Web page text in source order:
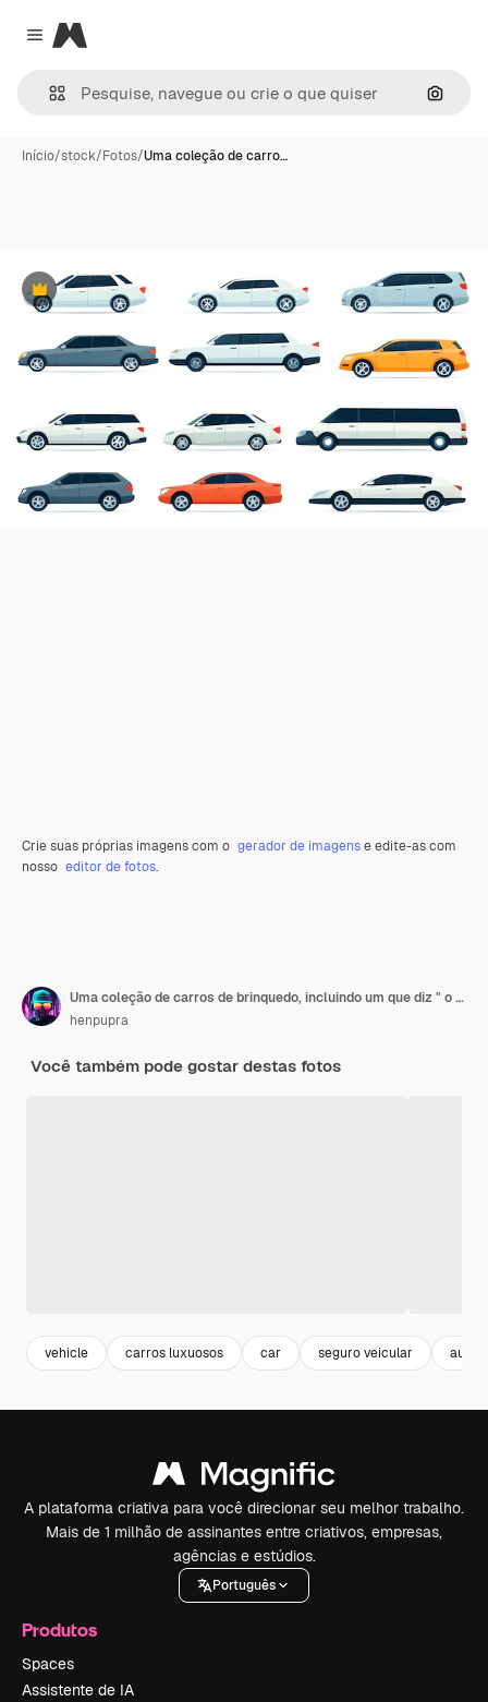
Close menu
Magnific
Início/stock/Fotos/Uma coleção de carro…
Premium
Crie suas próprias imagens com o gerador de imagense edite-as com
nosso editor de fotos.
Uma coleção de carros de brinquedo, incluindo um que diz " o número 4 "
henpupra
Você também pode gostar destas fotos
vehicle carros luxuosos car seguro veicular
A plataforma criativa para você direcionar seu melhor trabalho.
Mais de 1 milhão de assinantes entre criativos, empresas,
agências e estúdios.
Português
Produtos
Spaces
Assistente de IA